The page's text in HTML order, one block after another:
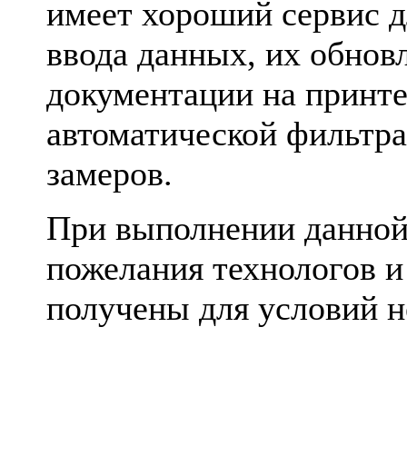
имеет хороший сервис
ввода данных, их
документации на
автоматической
замеров.
При выполнении
пожелания технологов
получены для условий